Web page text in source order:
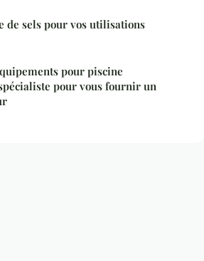
de sels pour vos utilisations
pour piscine
pour vous fournir un